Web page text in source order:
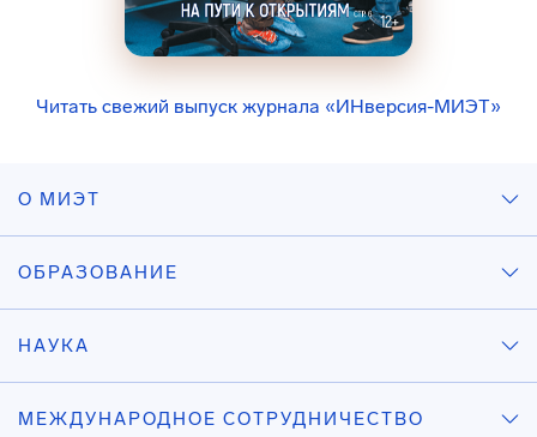
Читать свежий выпуск журнала «ИНверсия-МИЭТ»
О МИЭТ
ОБРАЗОВАНИЕ
НАУКА
МЕЖДУНАРОДНОЕ СОТРУДНИЧЕСТВО